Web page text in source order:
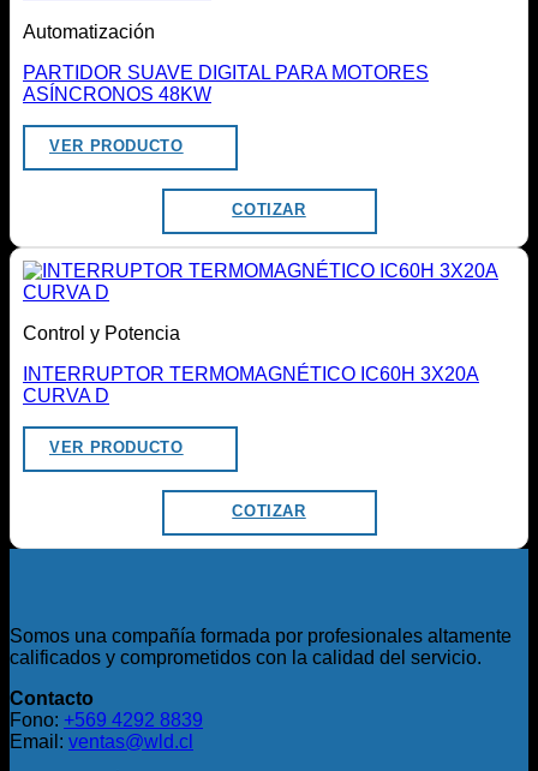
Automatización
PARTIDOR SUAVE DIGITAL PARA MOTORES
ASÍNCRONOS 48KW
VER PRODUCTO
COTIZAR
Control y Potencia
INTERRUPTOR TERMOMAGNÉTICO IC60H 3X20A
CURVA D
VER PRODUCTO
COTIZAR
Somos una compañía formada por profesionales altamente
calificados y comprometidos con la calidad del servicio.
Contacto
Fono: +569 4292 8839
Email: ventas@wld.cl